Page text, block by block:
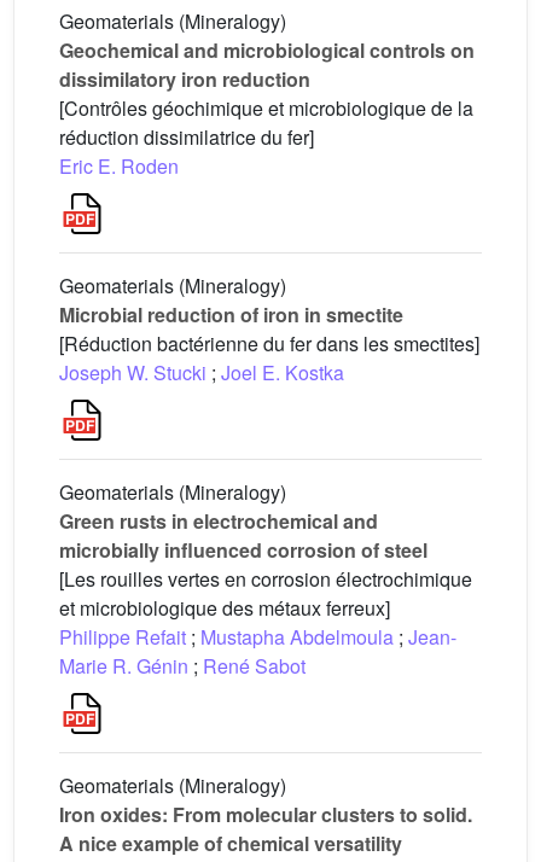
Geomaterials (Mineralogy)
Geochemical and microbiological controls on
dissimilatory iron reduction
[Contrôles géochimique et microbiologique de la
réduction dissimilatrice du fer]
Eric E. Roden
Geomaterials (Mineralogy)
Microbial reduction of iron in smectite
[Réduction bactérienne du fer dans les smectites]
Joseph W. Stucki ; Joel E. Kostka
Geomaterials (Mineralogy)
Green rusts in electrochemical and
microbially influenced corrosion of steel
[Les rouilles vertes en corrosion électrochimique
et microbiologique des métaux ferreux]
Philippe Refait ; Mustapha Abdelmoula ; Jean-
Marie R. Génin ; René Sabot
Geomaterials (Mineralogy)
Iron oxides: From molecular clusters to solid.
A nice example of chemical versatility